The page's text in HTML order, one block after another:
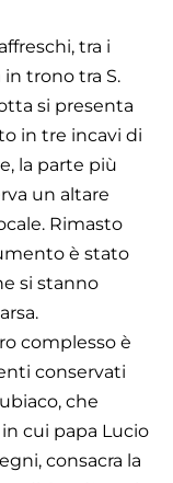
tra i
trono tra S.
si presenta
in tre incavi di
la parte più
un altare
Rimasto
è stato
si stanno
complesso è
conservati
che
in cui papa Lucio
consacra la